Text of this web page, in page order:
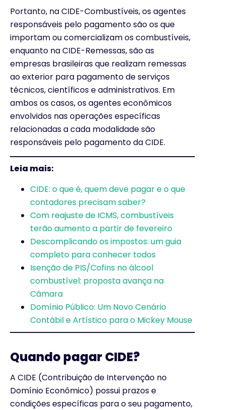
Portanto, na CIDE-Combustíveis, os agentes
responsáveis pelo pagamento são os que
importam ou comercializam os combustíveis,
enquanto na CIDE-Remessas, são as
empresas brasileiras que realizam remessas
ao exterior para pagamento de serviços
técnicos, científicos e administrativos. Em
ambos os casos, os agentes econômicos
envolvidos nas operações específicas
relacionadas a cada modalidade são
responsáveis pelo pagamento da CIDE.
Leia mais:
CIDE: o que é, quem deve pagar e o que
contadores precisam saber?
Com reajuste de ICMS, combustíveis
terão aumento a partir de fevereiro
Descomplicando os impostos: um guia
completo para conhecer todos
Isenção de PIS/Cofins no álcool
combustível: proposta avança na
Câmara
Domínio Público: Um Novo Cenário
Contábil e Artístico para o Mickey Mouse
Quando pagar CIDE?
A CIDE (Contribuição de Intervenção no
Domínio Econômico) possui prazos e
condições específicas para o seu pagamento,